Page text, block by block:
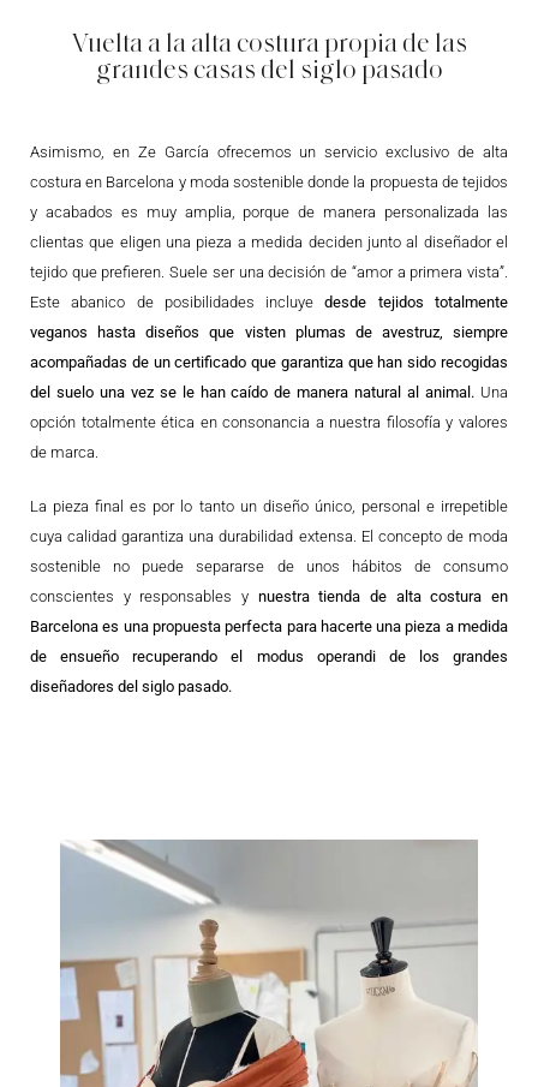
Vuelta a la alta costura propia de las
grandes casas del siglo pasado
Asimismo, en Ze García ofrecemos un servicio exclusivo de alta
costura en Barcelona y moda sostenible donde la propuesta de tejidos
y acabados es muy amplia, porque de manera personalizada las
clientas que eligen una pieza a medida deciden junto al diseñador el
tejido que prefieren. Suele ser una decisión de “amor a primera vista”.
Este abanico de posibilidades incluyedesde tejidos totalmente
veganos hasta diseños que visten plumas de avestruz, siempre
acompañadas de un certificado que garantiza que han sido recogidas
del suelo una vez se le han caído de manera natural al animal. Una
opción totalmente ética en consonancia a nuestra filosofía y valores
de marca.
La pieza final es por lo tanto un diseño único, personal e irrepetible
cuya calidad garantiza una durabilidad extensa. El concepto de moda
sostenible no puede separarse de unos hábitos de consumo
conscientes y responsables y nuestra tienda de alta costura en
Barcelona es una propuesta perfecta para hacerte una pieza a medida
de ensueño recuperando el modus operandi de los grandes
diseñadores del siglo pasado.